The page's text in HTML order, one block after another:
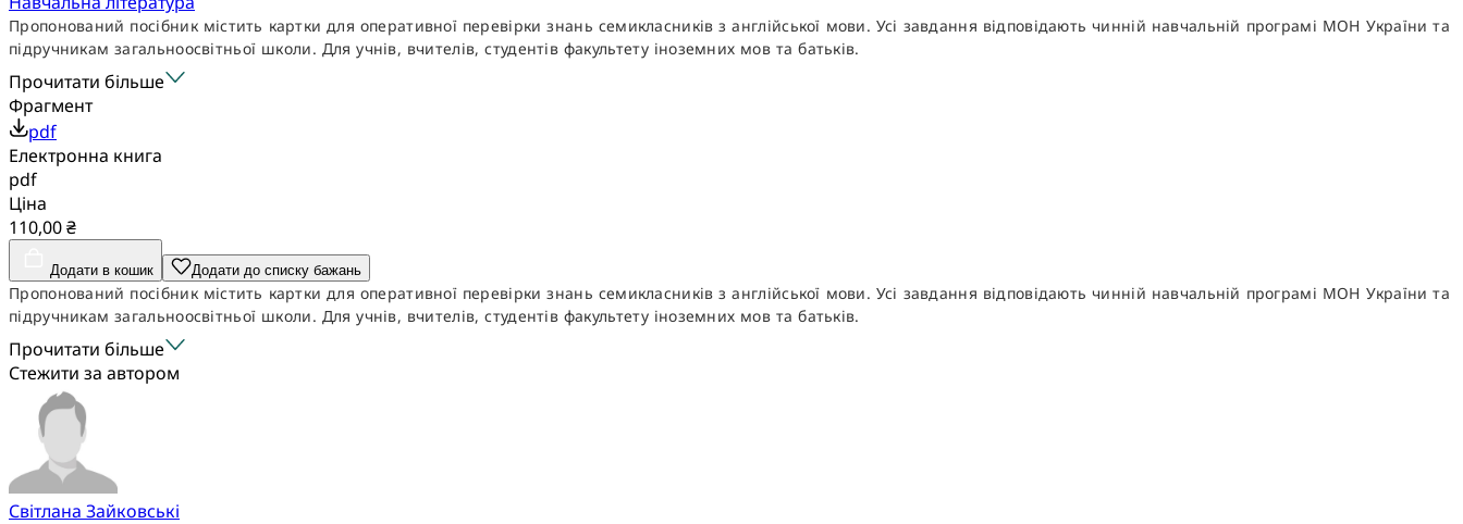
Пропонований посібник містить картки для оперативної перевірки знань семикласників з англійської мови. Усі завдання відповідають чинній навчальній програмі МОН України та
підручникам загальноосвітньої школи. Для учнів, вчителів, студентів факультету іноземних мов та батьків.
Прочитати більше
Фрагмент
pdf
Електронна книга
pdf
Ціна
110,00 ₴
Додати в кошик Додати до списку бажань
Пропонований посібник містить картки для оперативної перевірки знань семикласників з англійської мови. Усі завдання відповідають чинній навчальній програмі МОН України та
підручникам загальноосвітньої школи. Для учнів, вчителів, студентів факультету іноземних мов та батьків.
Прочитати більше
Стежити за автором
Світлана Зайковські